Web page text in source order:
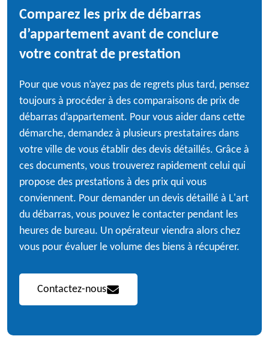
Comparez les prix de débarras
d’appartement avant de conclure
votre contrat de prestation
Pour que vous n’ayez pas de regrets plus tard, pensez
toujours à procéder à des comparaisons de prix de
débarras d’appartement. Pour vous aider dans cette
démarche, demandez à plusieurs prestataires dans
votre ville de vous établir des devis détaillés. Grâce à
ces documents, vous trouverez rapidement celui qui
propose des prestations à des prix qui vous
conviennent. Pour demander un devis détaillé à L'art
du débarras, vous pouvez le contacter pendant les
heures de bureau. Un opérateur viendra alors chez
vous pour évaluer le volume des biens à récupérer.
Contactez-nous